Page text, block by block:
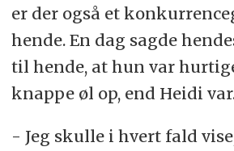
er der også et
hende. En dag sagde
til hende, at hun var
knappe øl op, end Heidi
- Jeg skulle i hvert fald